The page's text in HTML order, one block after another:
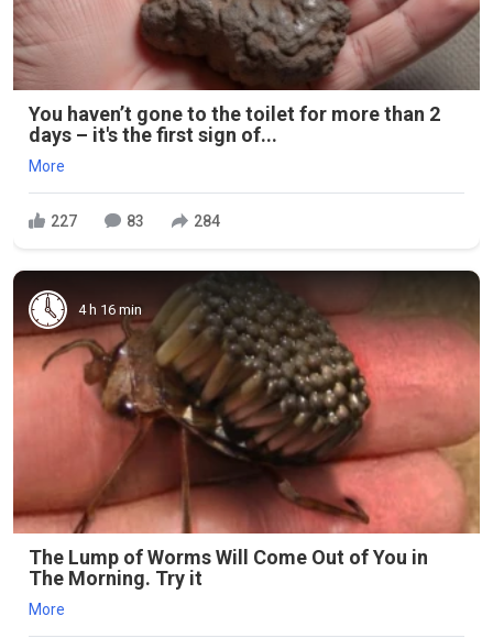
You haven’t gone to the toilet for more than 2
days – it's the first sign of...
More
227 83 284
4 h 16 min
The Lump of Worms Will Come Out of You in
The Morning. Try it
More